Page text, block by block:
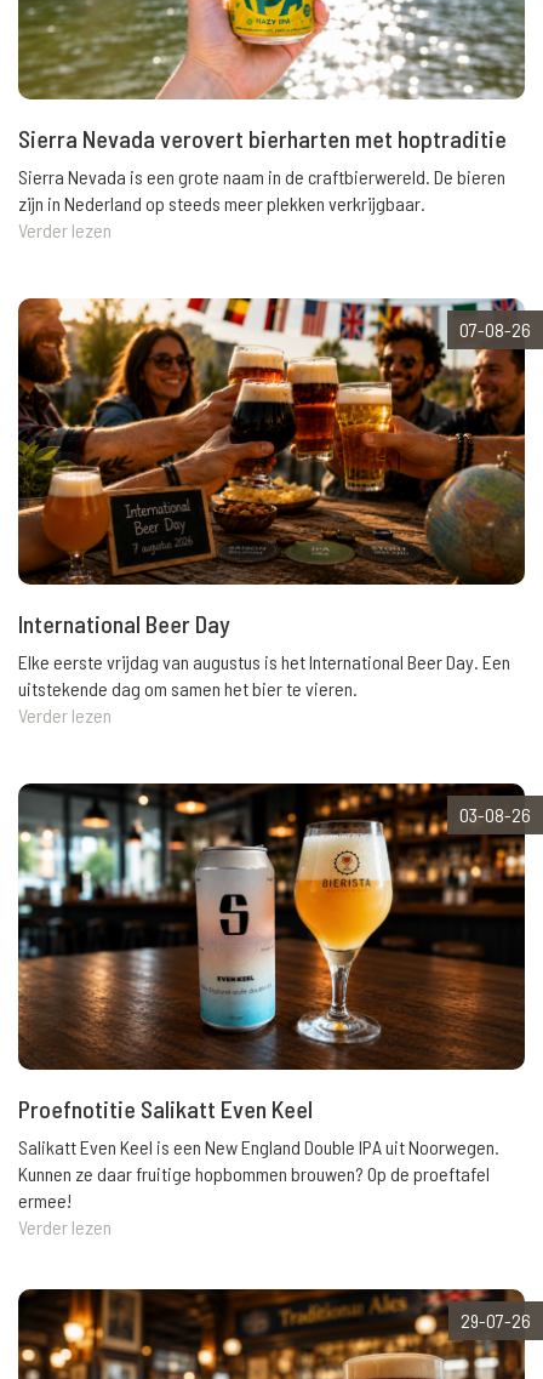
Sierra Nevada verovert bierharten met hoptraditie
Sierra Nevada is een grote naam in de craftbierwereld. De bieren
zijn in Nederland op steeds meer plekken verkrijgbaar.
Verder lezen
07-08-26
International Beer Day
Elke eerste vrijdag van augustus is het International Beer Day. Een
uitstekende dag om samen het bier te vieren.
Verder lezen
03-08-26
Proefnotitie Salikatt Even Keel
Salikatt Even Keel is een New England Double IPA uit Noorwegen.
Kunnen ze daar fruitige hopbommen brouwen? Op de proeftafel
ermee!
Verder lezen
29-07-26